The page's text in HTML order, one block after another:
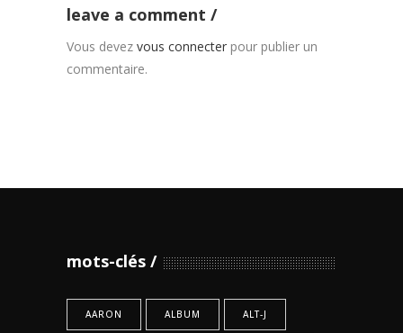
leave a comment
Vous devez vous connecter pour publier un
commentaire.
mots-clés
AARON ALBUM ALT-J